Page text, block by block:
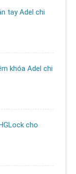
tay Adel chi
khóa Adel chi
cho